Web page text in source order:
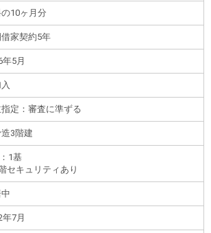
10ヶ月分
借家契約5年
5月
定：審査に準ずる
3階建
1基
セキュリティあり
7月